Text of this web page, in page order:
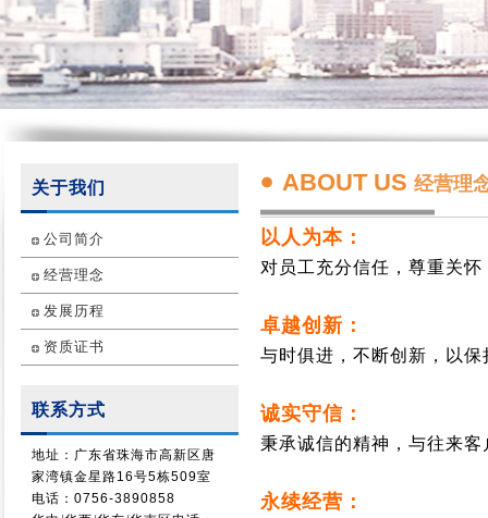
关于我们
公司简介
经营理念
发展历程
资质证书
联系方式
地址：广东省珠海市高新区唐
家湾镇金星路16号5栋509室
电话：0756-3890858
ABOUT US 经营理
以人为本：
对员工充分信任，尊重关
卓越创新：
与时俱进，不断创新，以
诚实守信：
秉承诚信的精神，与往来
永续经营：